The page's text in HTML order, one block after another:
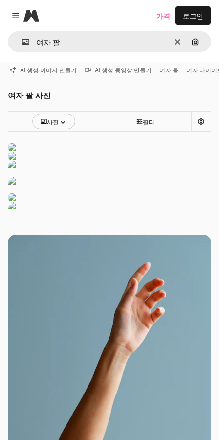
Close menu
Magnific
지우기이미지
가격 로그인
AI 생성 이미지 만들기 AI 생성 동영상 만들기 여자 몸 여자 다이어
여자 팔 사진
사진 필터